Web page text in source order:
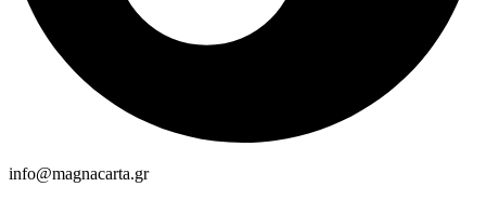
info@magnacarta.gr